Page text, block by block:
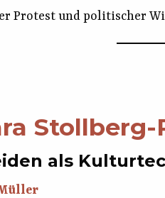
Protest und politischer
als